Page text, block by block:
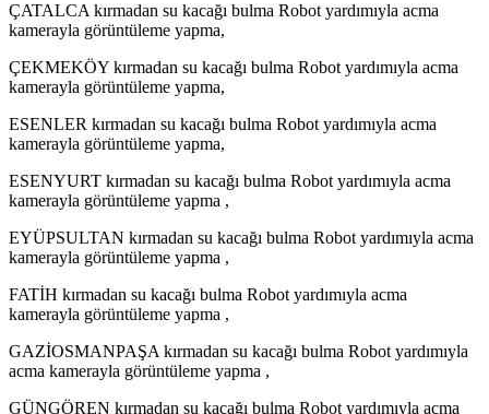
ÇATALCA kırmadan su kacağı bulma Robot yardımıyla acma
kamerayla görüntüleme yapma,
ÇEKMEKÖY kırmadan su kacağı bulma Robot yardımıyla acma
kamerayla görüntüleme yapma,
ESENLER kırmadan su kacağı bulma Robot yardımıyla acma
kamerayla görüntüleme yapma,
ESENYURT kırmadan su kacağı bulma Robot yardımıyla acma
kamerayla görüntüleme yapma ,
EYÜPSULTAN kırmadan su kacağı bulma Robot yardımıyla acma
kamerayla görüntüleme yapma ,
FATİH kırmadan su kacağı bulma Robot yardımıyla acma
kamerayla görüntüleme yapma ,
GAZİOSMANPAŞA kırmadan su kacağı bulma Robot yardımıyla
acma kamerayla görüntüleme yapma ,
GÜNGÖREN kırmadan su kacağı bulma Robot yardımıyla acma